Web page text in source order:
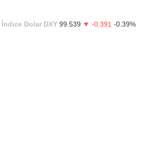
Índice Dolar DXY 99.539 ▼ -0.391 -0.39%